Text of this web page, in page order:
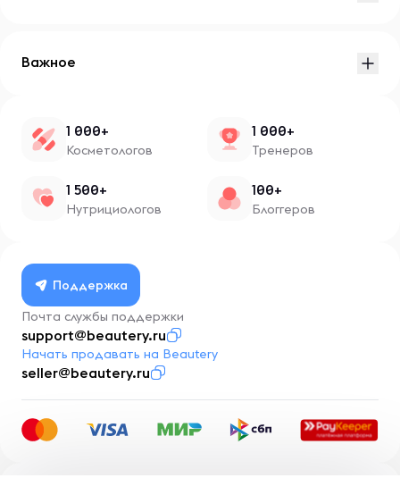
Важное
1 000+
Косметологов
1 000+
Тренеров
1 500+
Нутрициологов
100+
Блоггеров
Поддержка
Почта службы поддержки
support@beautery.ru
Начать продавать на Beautery
seller@beautery.ru